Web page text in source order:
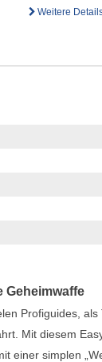
Weitere
Geheimwaffe
Profiguides,
Mit diesem
einer simplen